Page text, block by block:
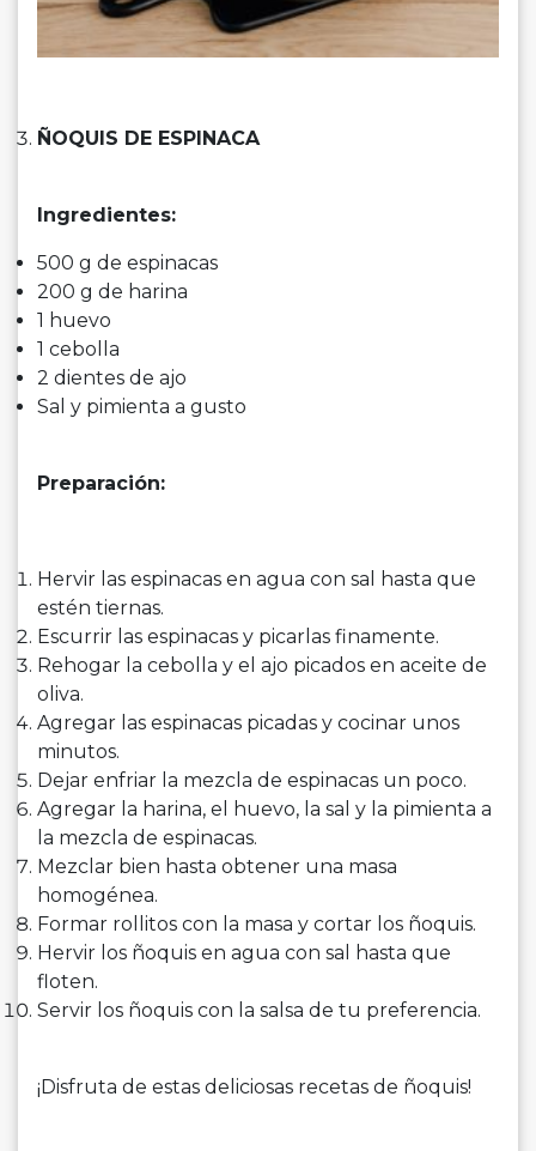
ÑOQUIS DE ESPINACA
Ingredientes:
500 g de espinacas
200 g de harina
1 huevo
1 cebolla
2 dientes de ajo
Sal y pimienta a gusto
Preparación:
Hervir las espinacas en agua con sal hasta que
estén tiernas.
Escurrir las espinacas y picarlas finamente.
Rehogar la cebolla y el ajo picados en aceite de
oliva.
Agregar las espinacas picadas y cocinar unos
minutos.
Dejar enfriar la mezcla de espinacas un poco.
Agregar la harina, el huevo, la sal y la pimienta a
la mezcla de espinacas.
Mezclar bien hasta obtener una masa
homogénea.
Formar rollitos con la masa y cortar los ñoquis.
Hervir los ñoquis en agua con sal hasta que
floten.
Servir los ñoquis con la salsa de tu preferencia.
¡Disfruta de estas deliciosas recetas de ñoquis!